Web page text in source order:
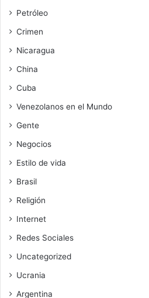
Petróleo
Crimen
Nicaragua
China
Cuba
Venezolanos en el Mundo
Gente
Negocios
Estilo de vida
Brasil
Religión
Internet
Redes Sociales
Uncategorized
Ucrania
Argentina